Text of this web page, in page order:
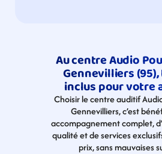
Au centre Audio
Gennevilliers
inclus pour votre
Choisir le centre auditif
Gennevilliers, c’est
accompagnement complet,
qualité et de services
prix, sans mauvaises